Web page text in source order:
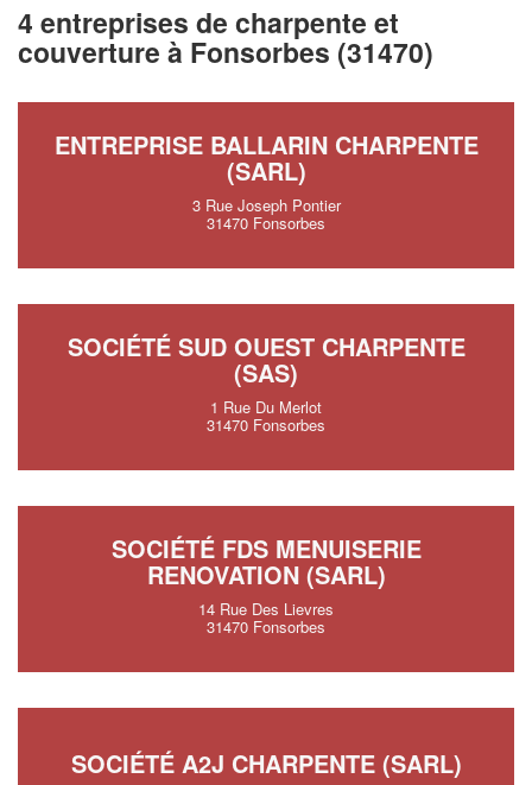
4 entreprises de charpente et
couverture à Fonsorbes (31470)
ENTREPRISE BALLARIN CHARPENTE
(SARL)
3 Rue Joseph Pontier
31470 Fonsorbes
SOCIÉTÉ SUD OUEST CHARPENTE
(SAS)
1 Rue Du Merlot
31470 Fonsorbes
SOCIÉTÉ FDS MENUISERIE
RENOVATION (SARL)
14 Rue Des Lievres
31470 Fonsorbes
SOCIÉTÉ A2J CHARPENTE (SARL)